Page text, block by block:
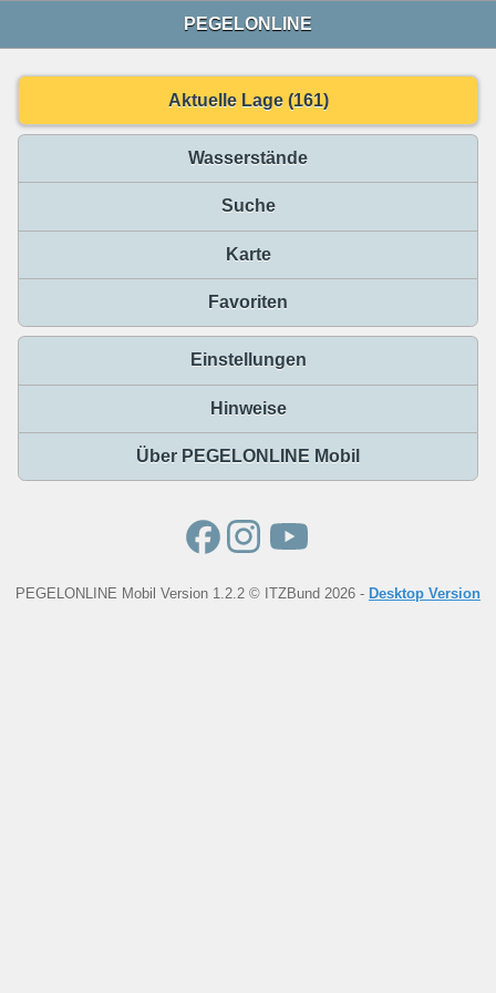
PEGELONLINE
Aktuelle Lage (161)
Wasserstände
Suche
Karte
Favoriten
Einstellungen
Hinweise
Über PEGELONLINE Mobil
PEGELONLINE Mobil Version 1.2.2 © ITZBund 2026 - Desktop Version